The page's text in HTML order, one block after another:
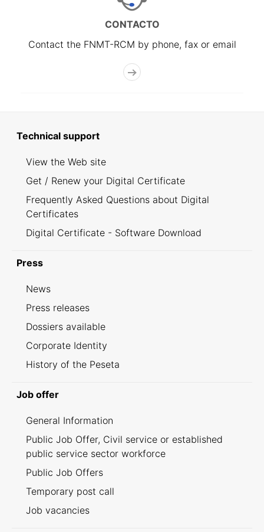
CONTACTO
Contact the FNMT-RCM by phone, fax or email
Technical support
View the Web site
Get / Renew your Digital Certificate
Frequently Asked Questions about Digital
Certificates
Digital Certificate - Software Download
Press
News
Press releases
Dossiers available
Corporate Identity
History of the Peseta
Job offer
General Information
Public Job Offer, Civil service or established
public service sector workforce
Public Job Offers
Temporary post call
Job vacancies